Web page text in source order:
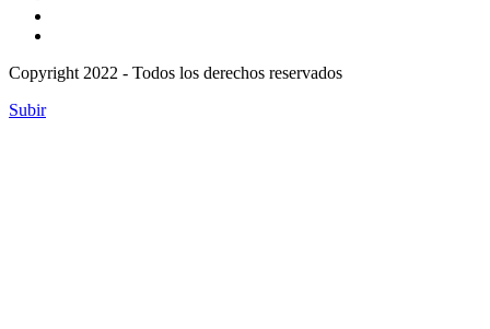
Copyright 2022 - Todos los derechos reservados
Subir